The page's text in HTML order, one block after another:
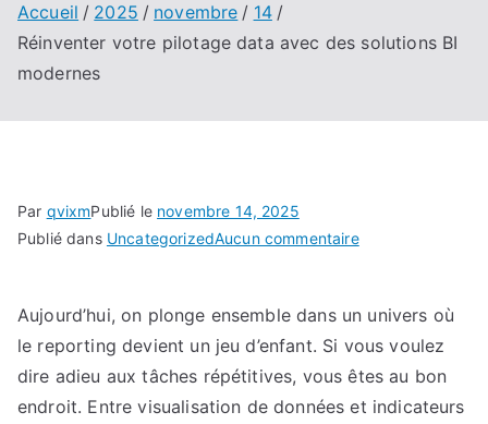
Accueil 2025 novembre
14
Réinventer votre pilotage data avec des solutions BI
modernes
Par qvixmPublié le novembre 14, 2025
Publié dans UncategorizedAucun commentairesur
pilotage
data
avec
des
Aujourd’hui, on plonge ensemble dans un univers où
le reporting devient un jeu d’enfant. Si vous voulez
dire adieu aux tâches répétitives, vous êtes au bon
endroit. Entre visualisation de données et indicateurs